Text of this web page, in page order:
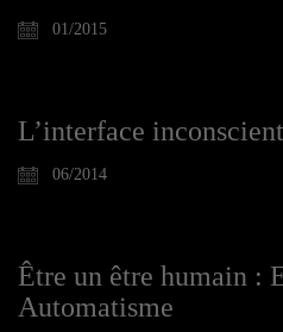
01/2015
L’interface
06/2014
Être un être humain :
Automatisme